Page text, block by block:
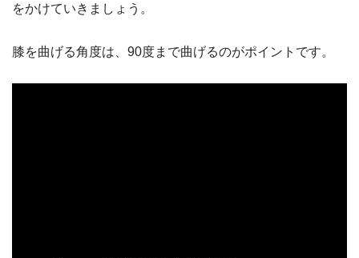
をかけていきましょう。
膝を曲げる角度は、90度まで曲げるのがポイントです。